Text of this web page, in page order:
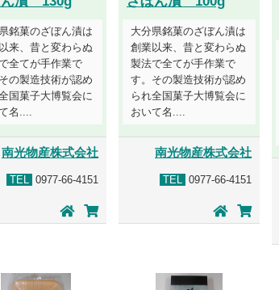
銘菓のざぼん漬は
来、昔と変わらぬ
全てが手作業で
の製造技術が認め
国菓子大博覧会に
名....
南光物産株式会社
TEL 0977-66-4151
大分県銘菓のざぼん漬は
創業以来、昔と変わらぬ
製法で全てが手作業で
す。その製造技術が認め
られ全国菓子大博覧会に
おいて名....
南光物産株式会社
TEL 0977-66-4151